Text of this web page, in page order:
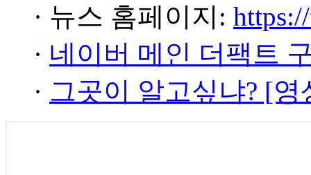
· 뉴스 홈페이지:
· 네이버 메인 더팩트
· 그곳이 알고싶냐? [